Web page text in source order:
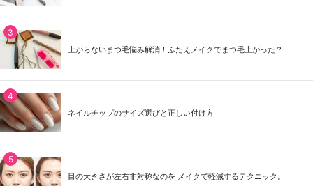
上がらないまつ毛悩み解消！ふたえメイクでまつ毛上がった？
ネイルチップのサイズ選びと正しい付け方
目の大きさが左右非対称なのを メイクで軽減するテクニック。